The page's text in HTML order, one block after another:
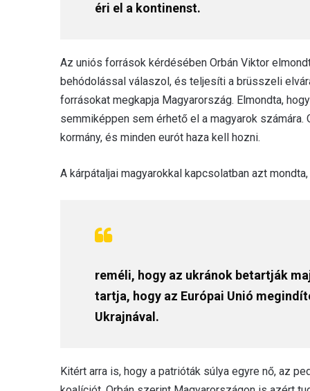
éri el a kontinenst.
Az uniós források kérdésében Orbán Viktor
behódolással válaszol, és teljesíti a brüsszeli
forrásokat megkapja Magyarország. Elmondta,
semmiképpen sem érhető el a magyarok
kormány, és minden eurót haza kell hozni.
A kárpátaljai magyarokkal kapcsolatban azt mondta,
reméli, hogy az ukránok betartják
tartja, hogy az Európai Unió
Ukrajnával.
Kitért arra is, hogy a patrióták súlya egyre nő, az